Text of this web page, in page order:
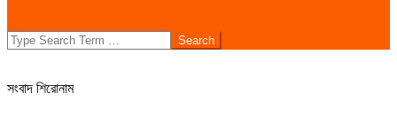
Search
সংবাদ শিরোনাম